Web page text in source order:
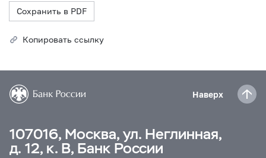
Сохранить в PDF
Копировать ссылку
Наверх
107016, Москва, ул. Неглинная,
д. 12, к. В, Банк России